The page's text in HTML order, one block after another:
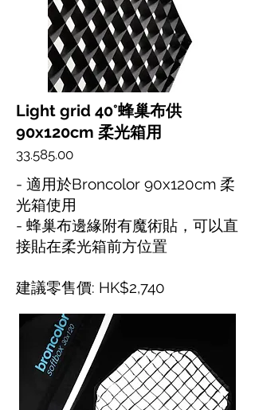
Light grid 40°蜂巢布供
90x120cm 柔光箱用
33.585.00
- 適用於Broncolor 90x120cm 柔
光箱使用
- 蜂巢布邊緣附有魔術貼，可以直
接貼在柔光箱前方位置
建議零售價: HK$2,740